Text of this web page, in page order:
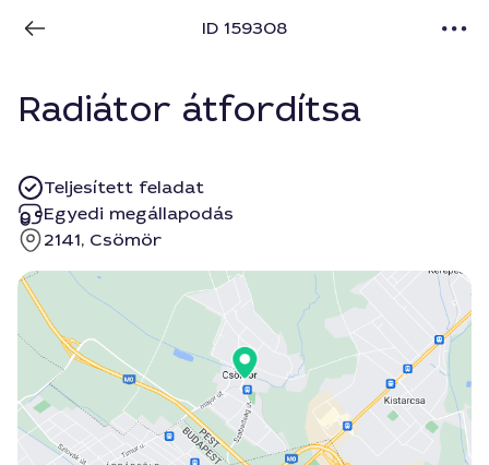
ID 159308
Radiátor átfordítsa
Teljesített feladat
Egyedi megállapodás
2141, Csömör